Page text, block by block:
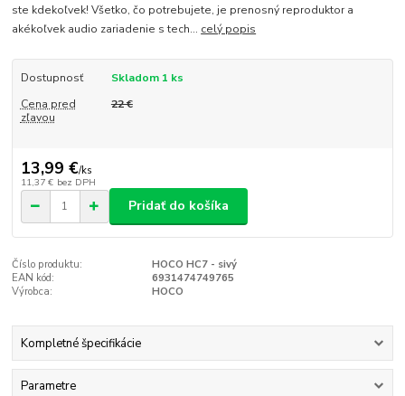
ste kdekoľvek! Všetko, čo potrebujete, je prenosný reproduktor a
akékoľvek audio zariadenie s tech... celý popis
Dostupnosť
Skladom 1 ks
Cena pred
zľavou
22 €
13,99 €/ks
11,37 € bez DPH
Pridať do košíka
Číslo produktu:
HOCO HC7 - sivý
EAN kód:
6931474749765
Výrobca:
HOCO
Kompletné špecifikácie
Parametre